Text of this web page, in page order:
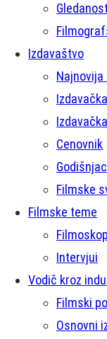
Gledanost
Izdavaštvo
Najnovija
Cenovnik
Filmske
Filmske teme
Intervjui
Vodič kroz
Filmski
Osnovni